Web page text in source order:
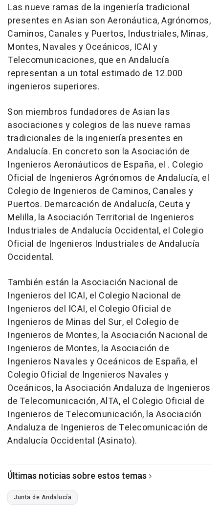
Las nueve ramas de la ingeniería tradicional
presentes en Asian son Aeronáutica, Agrónomos,
Caminos, Canales y Puertos, Industriales, Minas,
Montes, Navales y Oceánicos, ICAI y
Telecomunicaciones, que en Andalucía
representan a un total estimado de 12.000
ingenieros superiores.
Son miembros fundadores de Asian las
asociaciones y colegios de las nueve ramas
tradicionales de la ingeniería presentes en
Andalucía. En concreto son la Asociación de
Ingenieros Aeronáuticos de España, el . Colegio
Oficial de Ingenieros Agrónomos de Andalucía, el
Colegio de Ingenieros de Caminos, Canales y
Puertos. Demarcación de Andalucía, Ceuta y
Melilla, la Asociación Territorial de Ingenieros
Industriales de Andalucía Occidental, el Colegio
Oficial de Ingenieros Industriales de Andalucía
Occidental.
También están la Asociación Nacional de
Ingenieros del ICAI, el Colegio Nacional de
Ingenieros del ICAI, el Colegio Oficial de
Ingenieros de Minas del Sur, el Colegio de
Ingenieros de Montes, la Asociación Nacional de
Ingenieros de Montes, la Asociación de
Ingenieros Navales y Oceánicos de España, el
Colegio Oficial de Ingenieros Navales y
Oceánicos, la Asociación Andaluza de Ingenieros
de Telecomunicación, AlTA, el Colegio Oficial de
Ingenieros de Telecomunicación, la Asociación
Andaluza de Ingenieros de Telecomunicación de
Andalucía Occidental (Asinato).
Últimas noticias sobre estos temas
Junta de Andalucía